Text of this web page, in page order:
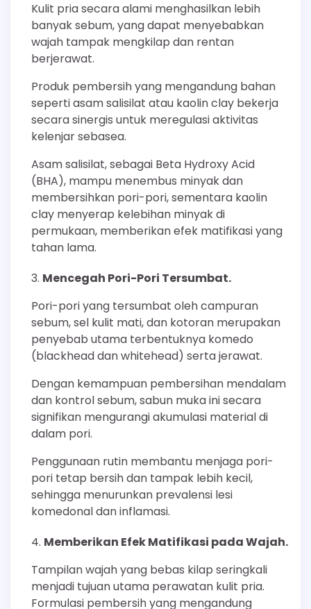
Kulit pria secara alami menghasilkan lebih
banyak sebum, yang dapat menyebabkan
wajah tampak mengkilap dan rentan
berjerawat.
Produk pembersih yang mengandung bahan
seperti asam salisilat atau kaolin clay bekerja
secara sinergis untuk meregulasi aktivitas
kelenjar sebasea.
Asam salisilat, sebagai Beta Hydroxy Acid
(BHA), mampu menembus minyak dan
membersihkan pori-pori, sementara kaolin
clay menyerap kelebihan minyak di
permukaan, memberikan efek matifikasi yang
tahan lama.
Mencegah Pori-Pori Tersumbat.
Pori-pori yang tersumbat oleh campuran
sebum, sel kulit mati, dan kotoran merupakan
penyebab utama terbentuknya komedo
(blackhead dan whitehead) serta jerawat.
Dengan kemampuan pembersihan mendalam
dan kontrol sebum, sabun muka ini secara
signifikan mengurangi akumulasi material di
dalam pori.
Penggunaan rutin membantu menjaga pori-
pori tetap bersih dan tampak lebih kecil,
sehingga menurunkan prevalensi lesi
komedonal dan inflamasi.
Memberikan Efek Matifikasi pada Wajah.
Tampilan wajah yang bebas kilap seringkali
menjadi tujuan utama perawatan kulit pria.
Formulasi pembersih yang mengandung